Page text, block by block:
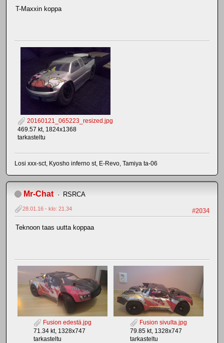
T-Maxxin koppa
20160121_065223_resized.jpg
469.57 kt, 1824x1368
tarkasteltu
Losi xxx-sct, Kyosho inferno st, E-Revo, Tamiya ta-06
Mr-Chat RSRCA
#2034
28.01.16 - klo: 21.34
Teknoon taas uutta koppaa
Fusion edestä.jpg
71.34 kt, 1328x747
tarkasteltu
Fusion sivulta.jpg
79.85 kt, 1328x747
tarkasteltu